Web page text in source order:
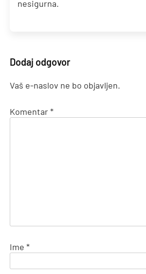
nesigurna.
Dodaj odgovor
Vaš e-naslov ne bo objavljen.
Komentar*
Ime *